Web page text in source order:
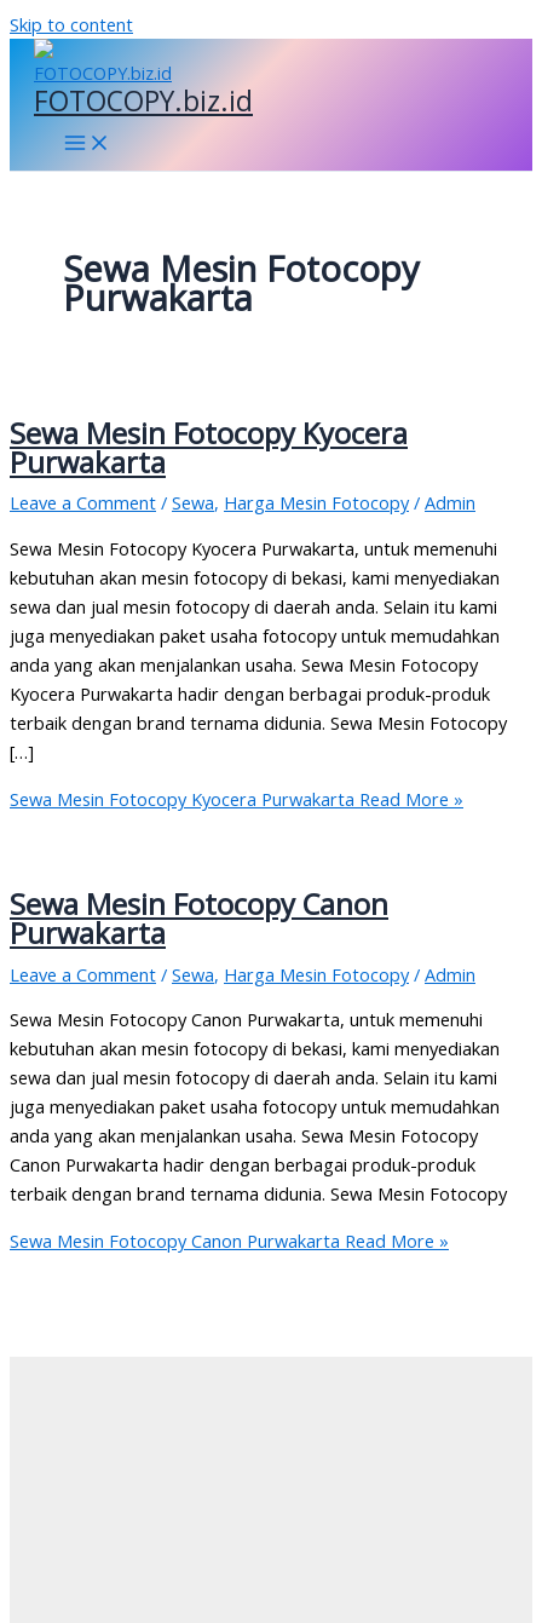
Skip to content
FOTOCOPY.biz.id
Sewa Mesin Fotocopy
Purwakarta
Sewa Mesin Fotocopy Kyocera
Purwakarta
Leave a Comment / Sewa, Harga Mesin Fotocopy/ Admin
Sewa Mesin Fotocopy Kyocera Purwakarta, untuk memenuhi
kebutuhan akan mesin fotocopy di bekasi, kami menyediakan
sewa dan jual mesin fotocopy di daerah anda. Selain itu kami
juga menyediakan paket usaha fotocopy untuk memudahkan
anda yang akan menjalankan usaha. Sewa Mesin Fotocopy
Kyocera Purwakarta hadir dengan berbagai produk-produk
terbaik dengan brand ternama didunia. Sewa Mesin Fotocopy
[…]
Sewa Mesin Fotocopy Kyocera Purwakarta Read More »
Sewa Mesin Fotocopy Canon
Purwakarta
Leave a Comment / Sewa, Harga Mesin Fotocopy/ Admin
Sewa Mesin Fotocopy Canon Purwakarta, untuk memenuhi
kebutuhan akan mesin fotocopy di bekasi, kami menyediakan
sewa dan jual mesin fotocopy di daerah anda. Selain itu kami
juga menyediakan paket usaha fotocopy untuk memudahkan
anda yang akan menjalankan usaha. Sewa Mesin Fotocopy
Canon Purwakarta hadir dengan berbagai produk-produk
terbaik dengan brand ternama didunia. Sewa Mesin Fotocopy
Sewa Mesin Fotocopy Canon Purwakarta Read More »